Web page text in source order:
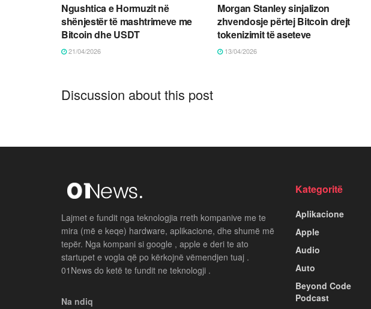
Ngushtica e Hormuzit në
shënjestër të mashtrimeve me
Bitcoin dhe USDT
21/04/2026
Morgan Stanley sinjalizon
zhvendosje përtej Bitcoin drejt
tokenizimit të aseteve
13/04/2026
Discussion about this post
Lajmet e fundit nga teknologjia rreth kompanive me te
mira (më e keqe) hardware, aplikacione, dhe shumë më
tepër. Nga kompani si google , apple e deri te ato
startupet e vogla që po kërkojnë vëmendjen tuaj .
01News do ketë te fundit ne teknologji .
Na ndiq
Kategoritë
Aplikacione
Apple
Audio
Auto
Beyond Code
Podcast